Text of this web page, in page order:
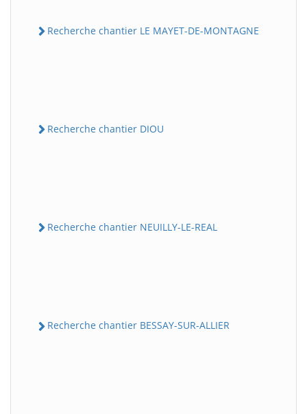
Recherche chantier LE MAYET-DE-MONTAGNE
Recherche chantier DIOU
Recherche chantier NEUILLY-LE-REAL
Recherche chantier BESSAY-SUR-ALLIER